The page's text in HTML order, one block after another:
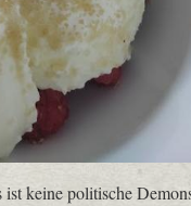
keine politische